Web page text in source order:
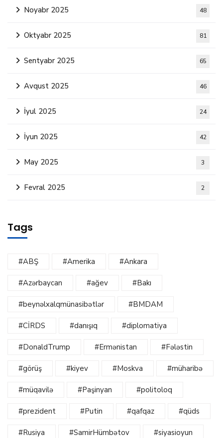
Noyabr 2025 48
Oktyabr 2025 81
Sentyabr 2025 65
Avqust 2025 46
İyul 2025 24
İyun 2025 42
May 2025 3
Fevral 2025 2
Tags
#ABŞ #Amerika #Ankara
#Azərbaycan #ağev #Bakı
#beynəlxalqmünasibətlər #BMDAM
#CİRDS #danışıq #diplomatiya
#DonaldTrump #Ermənistan #Fələstin
#görüş #kiyev #Moskva #müharibə
#müqavilə #Paşinyan #politoloq
#prezident #Putin #qafqaz #qüds
#Rusiya #SamirHümbətov #siyasioyun